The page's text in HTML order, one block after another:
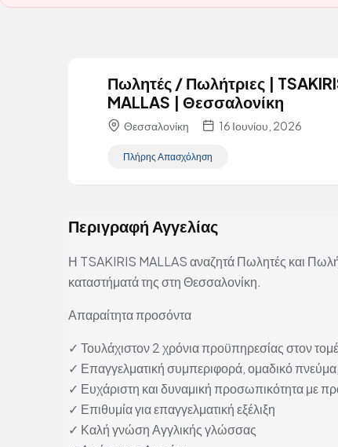
Πωλητές / Πωλήτριες |
MALLAS | Θεσσαλονίκη
Θεσσαλονίκη 16 Ιουνίου, 2026
Πλήρης Απασχόληση
Περιγραφή Αγγελίας
Η TSAKIRIS MALLAS αναζητά Πωλητές και
καταστήματά της στη Θεσσαλονίκη.
Απαραίτητα προσόντα
✓ Τουλάχιστον 2 χρόνια προϋπηρεσίας στον
✓ Επαγγελματική συμπεριφορά, ομαδικό πνεύμα,
✓ Ευχάριστη και δυναμική προσωπικότητα με
✓ Επιθυμία για επαγγελματική εξέλιξη
✓ Καλή γνώση Αγγλικής γλώσσας